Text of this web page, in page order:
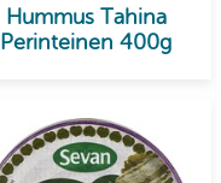
Hummus Tahina
Perinteinen 400g